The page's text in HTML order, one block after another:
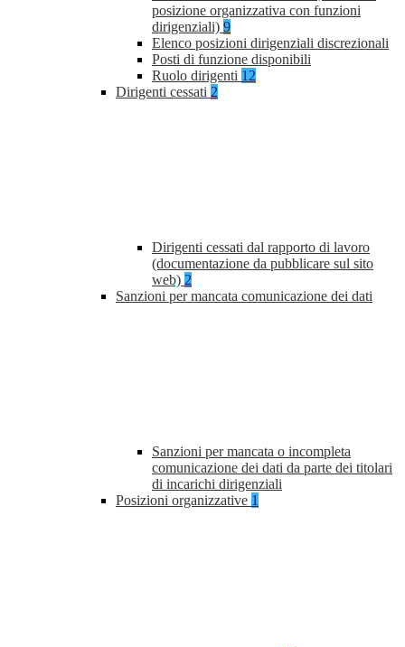
posizione organizzativa con funzioni
dirigenziali) 9
Elenco posizioni dirigenziali discrezionali
Posti di funzione disponibili
Ruolo dirigenti 12
Dirigenti cessati 2
Dirigenti cessati dal rapporto di lavoro
(documentazione da pubblicare sul sito
web) 2
Sanzioni per mancata comunicazione dei dati
Sanzioni per mancata o incompleta
comunicazione dei dati da parte dei titolari
di incarichi dirigenziali
Posizioni organizzative 1